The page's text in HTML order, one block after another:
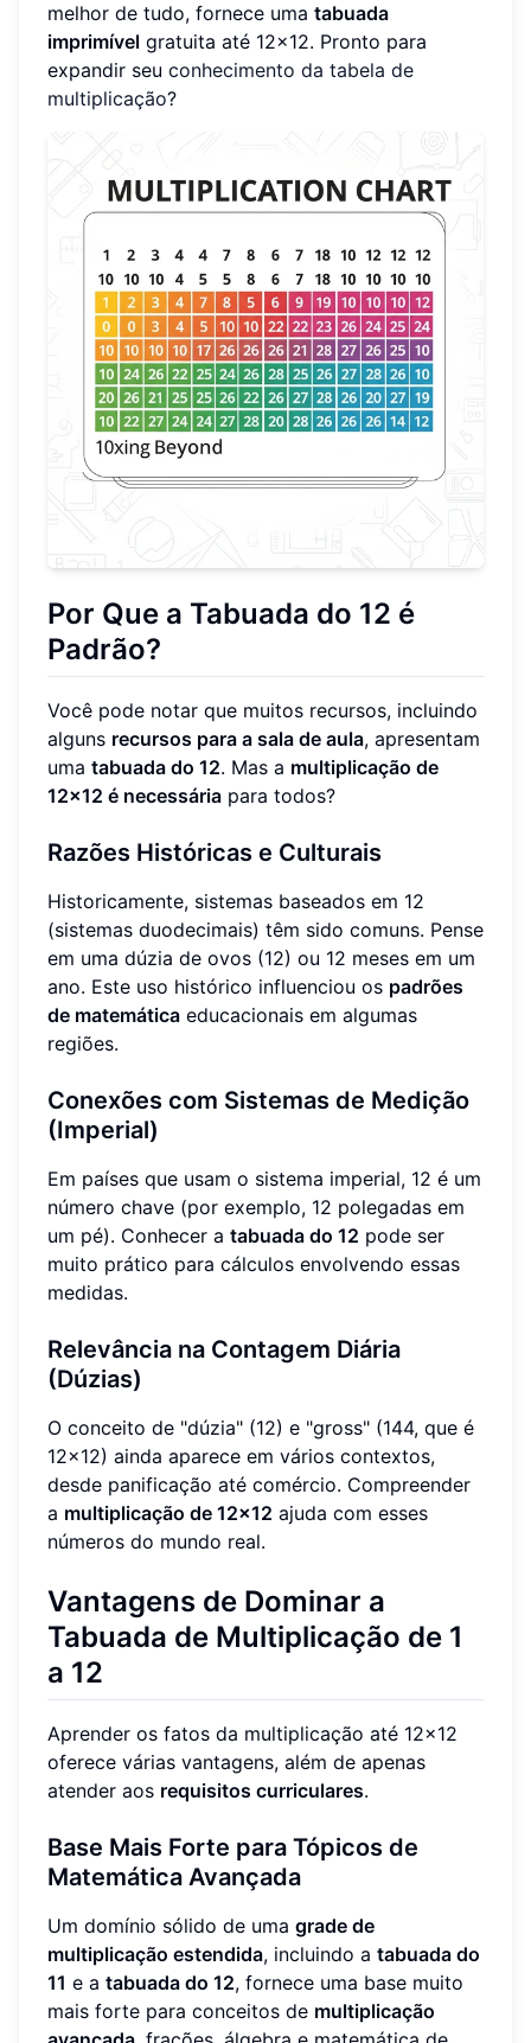
melhor de tudo, fornece uma tabuada
imprimível gratuita até 12x12. Pronto para
expandir seu conhecimento da tabela de
multiplicação?
Por Que a Tabuada do 12 é
Padrão?
Você pode notar que muitos recursos, incluindo
alguns recursos para a sala de aula, apresentam
uma tabuada do 12. Mas a multiplicação de
12x12 é necessária para todos?
Razões Históricas e Culturais
Historicamente, sistemas baseados em 12
(sistemas duodecimais) têm sido comuns. Pense
em uma dúzia de ovos (12) ou 12 meses em um
ano. Este uso histórico influenciou os padrões
de matemática educacionais em algumas
regiões.
Conexões com Sistemas de Medição
(Imperial)
Em países que usam o sistema imperial, 12 é um
número chave (por exemplo, 12 polegadas em
um pé). Conhecer a tabuada do 12 pode ser
muito prático para cálculos envolvendo essas
medidas.
Relevância na Contagem Diária
(Dúzias)
O conceito de "dúzia" (12) e "gross" (144, que é
12x12) ainda aparece em vários contextos,
desde panificação até comércio. Compreender
a multiplicação de 12x12 ajuda com esses
números do mundo real.
Vantagens de Dominar a
Tabuada de Multiplicação de 1
a 12
Aprender os fatos da multiplicação até 12x12
oferece várias vantagens, além de apenas
atender aos requisitos curriculares.
Base Mais Forte para Tópicos de
Matemática Avançada
Um domínio sólido de uma grade de
multiplicação estendida, incluindo a tabuada do
11 e a tabuada do 12, fornece uma base muito
mais forte para conceitos de multiplicação